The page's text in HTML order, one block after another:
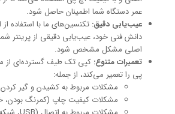
عمر دستگاه شما اطمینان حاصل شود.
عیب‌یابی دقیق: تکنسین‌های ما با استفاده
دانش فنی خود، عیب‌یابی دقیقی از پرینتر
اصلی مشکل مشخص شود.
تعمیرات متنوع: کپی تک طیف گسترده‌ای از
پی را تعمیر می‌کند، از جمله:
مشکلات مربوط به کشیدن و گیر کردن
مشکلات کیفیت چاپ (کمرنگ بودن،